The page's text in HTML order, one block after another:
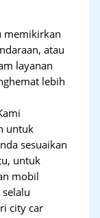
memikirkan
atau
layanan
lebih
untuk
sesuaikan
untuk
mobil
city car